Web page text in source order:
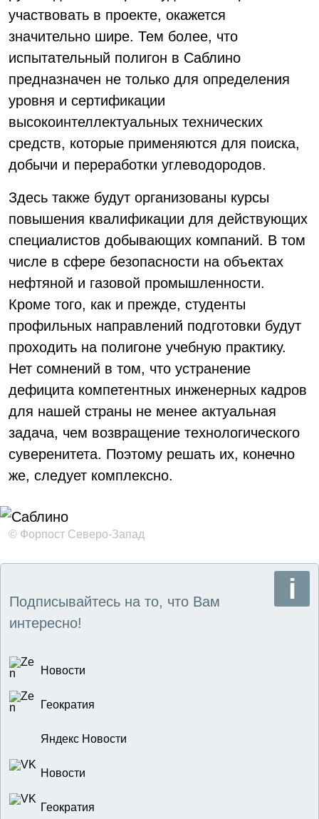
участвовать в проекте, окажется
значительно шире. Тем более, что
испытательный полигон в Саблино
предназначен не только для определения
уровня и сертификации
высокоинтеллектуальных технических
средств, которые применяются для поиска,
добычи и переработки углеводородов.
Здесь также будут организованы курсы
повышения квалификации для действующих
специалистов добывающих компаний. В том
числе в сфере безопасности на объектах
нефтяной и газовой промышленности.
Кроме того, как и прежде, студенты
профильных направлений подготовки будут
проходить на полигоне учебную практику.
Нет сомнений в том, что устранение
дефицита компетентных инженерных кадров
для нашей страны не менее актуальная
задача, чем возвращение технологического
суверенитета. Поэтому решать их, конечно
же, следует комплексно.
© Форпост Северо-Запад
Подписывайтесь на то, что Вам
интересно!
Новости
Геократия
Яндекс Новости
Новости
Геократия